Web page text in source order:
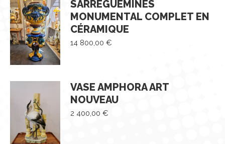
SARREGUEMINES
MONUMENTAL COMPLET EN
CÉRAMIQUE
14 800,00 €
VASE AMPHORA ART
NOUVEAU
2 400,00 €